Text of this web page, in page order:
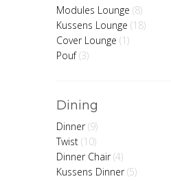
Modules Lounge (8)
Kussens Lounge (18)
Cover Lounge (1)
Pouf (3)
Dining
Dinner (9)
Twist (10)
Dinner Chair (4)
Kussens Dinner (5)